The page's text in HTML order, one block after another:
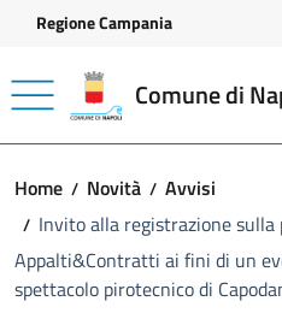
Vai ai contenuti
Vai al footer
Regione Campania
Comune di
Home Novità
Avvisi
Invito alla registrazione
Appalti&Contratti ai fini di un
spettacolo pirotecnico di